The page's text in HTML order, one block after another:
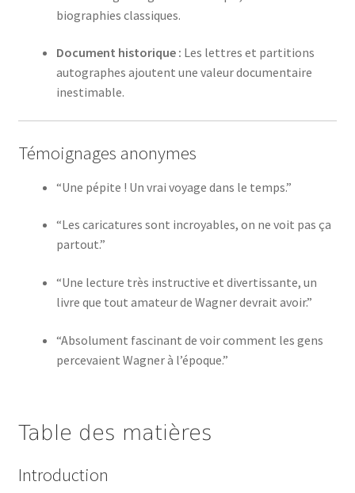
biographies classiques.
Document historique : Les lettres et partitions
autographes ajoutent une valeur documentaire
inestimable.
Témoignages anonymes
“Une pépite ! Un vrai voyage dans le temps.”
“Les caricatures sont incroyables, on ne voit pas ça
partout.”
“Une lecture très instructive et divertissante, un
livre que tout amateur de Wagner devrait avoir.”
“Absolument fascinant de voir comment les gens
percevaient Wagner à l’époque.”
Table des matières
Introduction